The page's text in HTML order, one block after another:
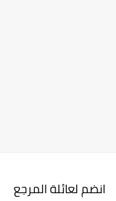
انضم لعائلة المرجع